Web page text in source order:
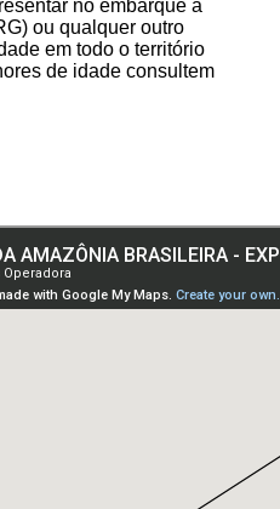
no embarque a
ou qualquer outro
em todo o território
de idade consultem